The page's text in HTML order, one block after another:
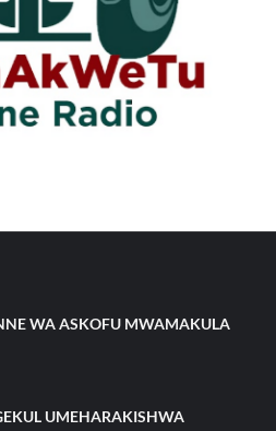
WA ASKOFU MWAMAKULA
UMEHARAKISHWA